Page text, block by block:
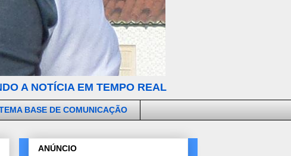
A NOTÍCIA EM TEMPO REAL
BASE DE COMUNICAÇÃO
ANÚNCIO